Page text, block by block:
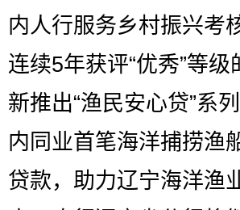
内人行服务乡村振兴考
连续5年获评“优秀”等
新推出“渔民安心贷”系
内同业首笔海洋捕捞渔
贷款，助力辽宁海洋渔